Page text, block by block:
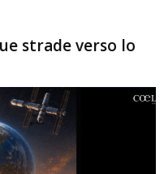
strade verso lo